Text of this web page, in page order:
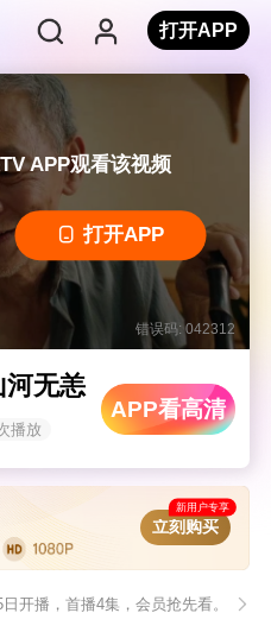
打开APP
APP观看该视频
打开APP
错误码: 042312
河无恙
播放
APP看高清
新用户专享
立刻购买
日开播，首播4集，会员抢先看。